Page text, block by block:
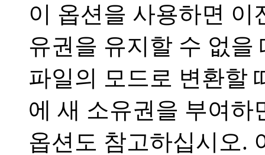
이 옵션을 사용하면 이
유권을 유지할 수 없을
파일의 모드로 변환할
에 새 소유권을 부여
옵션도 참고하십시오.